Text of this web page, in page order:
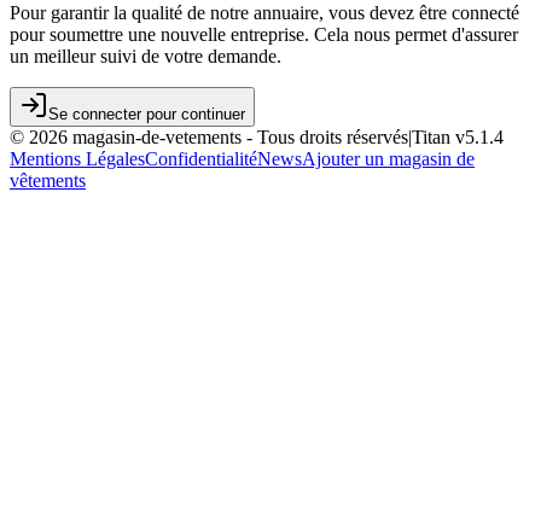
Pour garantir la qualité de notre annuaire, vous devez être connecté
pour soumettre une nouvelle entreprise. Cela nous permet d'assurer
un meilleur suivi de votre demande.
Se connecter pour continuer
© 2026 magasin-de-vetements - Tous droits réservés|Titan v5.1.4
Mentions LégalesConfidentialitéNewsAjouter un magasin de
vêtements